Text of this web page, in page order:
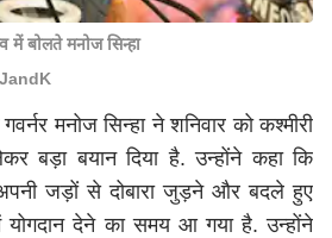
में बोलते मनोज सिन्हा
मनोज सिन्हा ने शनिवार को कश्मीरी
बड़ा बयान दिया है. उन्होंने कहा कि
जड़ों से दोबारा जुड़ने और बदले हुए
योगदान देने का समय आ गया है. उन्होंने